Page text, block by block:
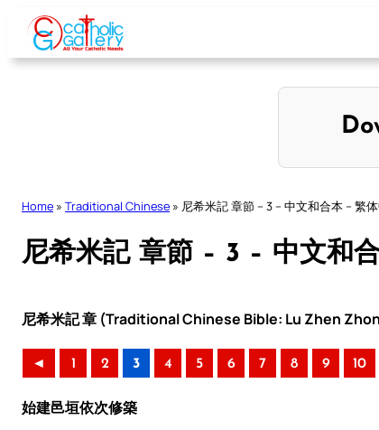
Skip
content
Home » Traditional Chinese » 尼希米記 章節 – 3 – 中文和合本 – 繁
尼希米記 章節 – 3 – 中文和
尼希米記 章 (Traditional Chinese Bible: Lu Zhen
◄ 1 2 3 4 5 6 7 8 9 10
始建邑垣依次修築